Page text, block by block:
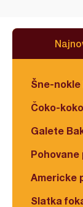
Šne-nokle
Čoko-
Galete
Americke
Slatka